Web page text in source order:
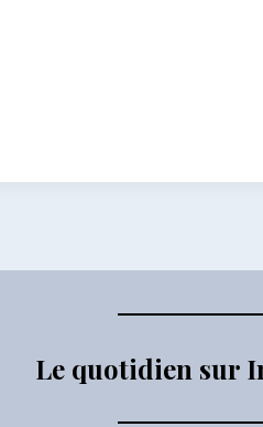
Le quotidien sur